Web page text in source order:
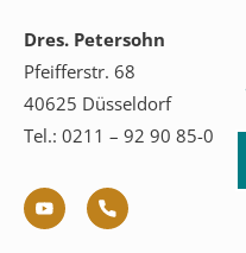
Dres. Petersohn
Pfeifferstr. 68
40625 Düsseldorf
Tel.: 0211 – 92 90 85-0